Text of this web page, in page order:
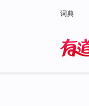
词典